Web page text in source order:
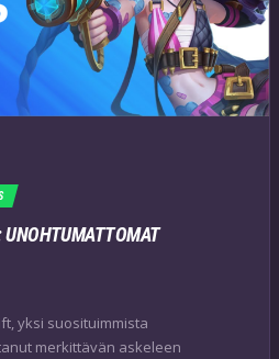
UNOHTUMATTOMAT
yksi suosituimmista
merkittävän askeleen